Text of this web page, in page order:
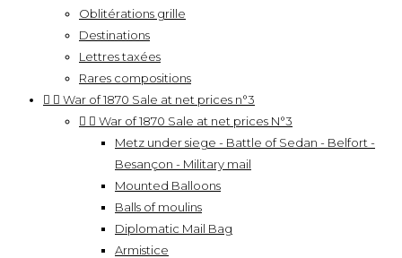
Oblitérations grille
Destinations
Lettres taxées
Rares compositions
  War of 1870 Sale at net prices n°3
  War of 1870 Sale at net prices N°3
Metz under siege - Battle of Sedan - Belfort -
Besançon - Military mail
Mounted Balloons
Balls of moulins
Diplomatic Mail Bag
Armistice